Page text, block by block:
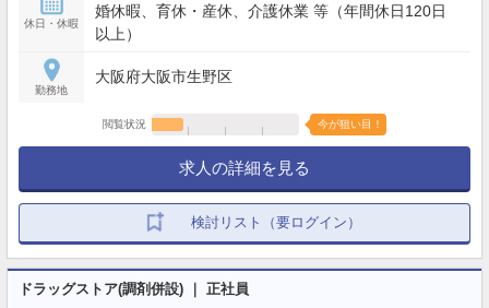
休日・休暇
婚休暇、育休・産休、介護休業 等（年間休日120日
以上）
勤務地
大阪府大阪市生野区
閲覧状況 今が狙い目！
求人の詳細を見る
検討リスト（要ログイン）
ドラッグストア(調剤併設) ｜ 正社員